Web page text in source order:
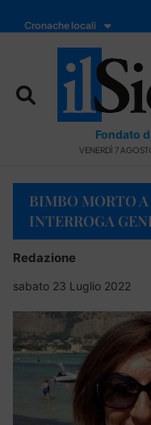
Cronache locali
Fondato
VENERDÌ 7
BIMBO MORTO
INTERROGA
Redazione
sabato 23 Luglio 2022